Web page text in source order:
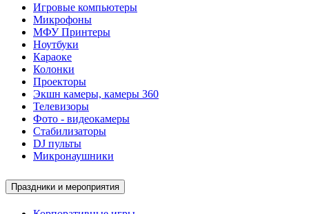
Игровые компьютеры
Микрофоны
МФУ Принтеры
Ноутбуки
Караоке
Колонки
Проекторы
Экшн камеры, камеры 360
Телевизоры
Фото - видеокамеры
Стабилизаторы
DJ пульты
Микронаушники
Праздники и мероприятия